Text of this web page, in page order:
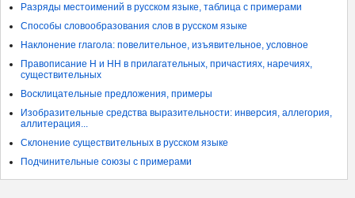
Разряды местоимений в русском языке, таблица с примерами
Способы словообразования слов в русском языке
Наклонение глагола: повелительное, изъявительное, условное
Правописание Н и НН в прилагательных, причастиях, наречиях,
существительных
Восклицательные предложения, примеры
Изобразительные средства выразительности: инверсия, аллегория,
аллитерация...
Склонение существительных в русском языке
Подчинительные союзы с примерами